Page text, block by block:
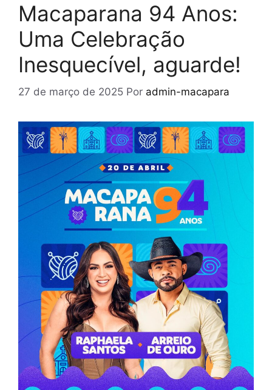
Macaparana 94 Anos:
Uma Celebração
Inesquecível, aguarde!
27 de março de 2025 Por admin-macapara